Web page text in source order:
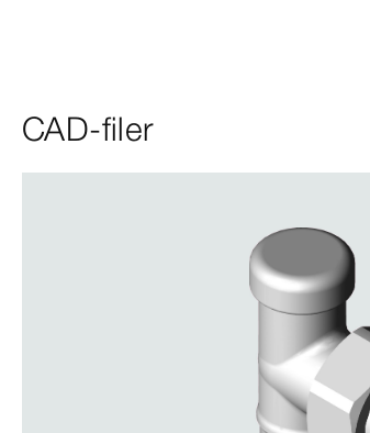
CAD-filer